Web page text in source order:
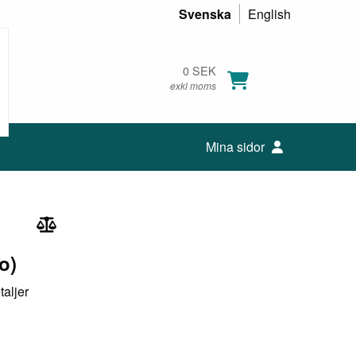
Svenska English
0 SEK
exkl moms
Mina sidor